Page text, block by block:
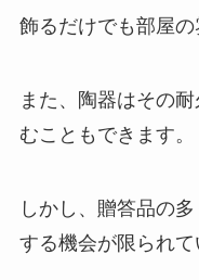
飾るだけでも部屋の
また、陶器はその
むこともできます。
しかし、贈答品の
する機会が限られて